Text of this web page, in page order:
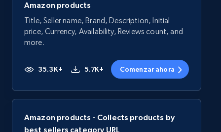
Amazon products
Title, Seller name, Brand, Description, Initial
price, Currency, Availability, Reviews count, and
more.
35.3K+ 5.7K+ Comenzar ahora
Amazon products - Collects products by
best sellers category URL